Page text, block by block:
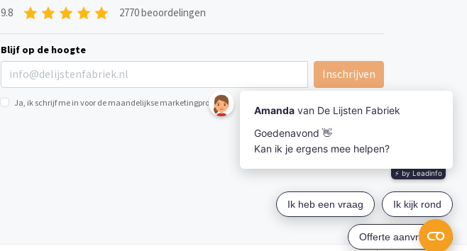
9.8 2770 beoordelingen
Blijf op de hoogte
Inschrijven
Ja, ik schrijf me in voor de maandelijkse marketingpromoties